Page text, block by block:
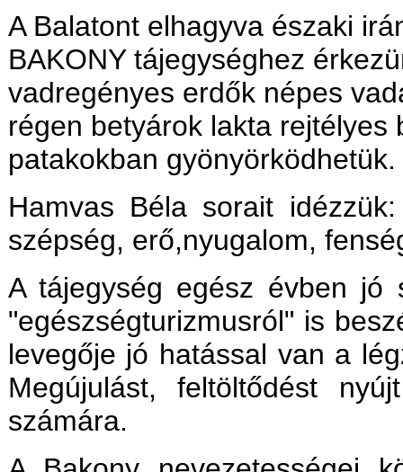
A Balatont elhagyva északi
BAKONY tájegységhez
vadregényes erdők népes
régen betyárok lakta
patakokban gyönyörködhetük.
Hamvas Béla sorait
szépség, erő,nyugalom,
A tájegység egész évben jó
"egészségturizmusról" is
levegője jó hatással van a
Megújulást, feltöltődést
számára.